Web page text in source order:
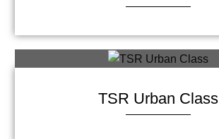
TSR Urban Class